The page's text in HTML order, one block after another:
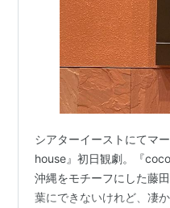
シアターイーストにてマ
house』初日観劇。『
沖縄をモチーフにした藤
葉にできないけれど、凄